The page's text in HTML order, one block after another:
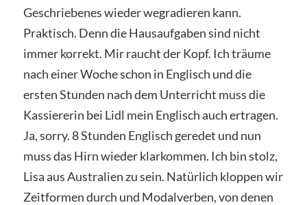
Geschriebenes wieder wegradieren kann.
Praktisch. Denn die Hausaufgaben sind nicht
immer korrekt. Mir raucht der Kopf. Ich träume
nach einer Woche schon in Englisch und die
ersten Stunden nach dem Unterricht muss die
Kassiererin bei Lidl mein Englisch auch ertragen.
Ja, sorry. 8 Stunden Englisch geredet und nun
muss das Hirn wieder klarkommen. Ich bin stolz,
Lisa aus Australien zu sein. Natürlich kloppen wir
Zeitformen durch und Modalverben, von denen